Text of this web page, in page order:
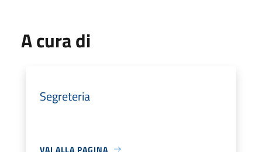
A cura di
Segreteria
VAI ALLA PAGINA